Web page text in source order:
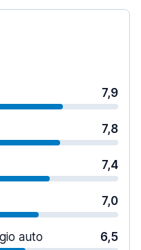
7,9
7,8
7,4
7,0
auto 6,5